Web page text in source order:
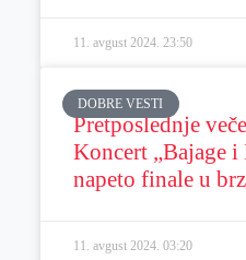
11. avgust 2024. 23:50
DOBRE VESTI
Pretposlednje
Koncert „Bajage
napeto finale u
11. avgust 2024. 03:20